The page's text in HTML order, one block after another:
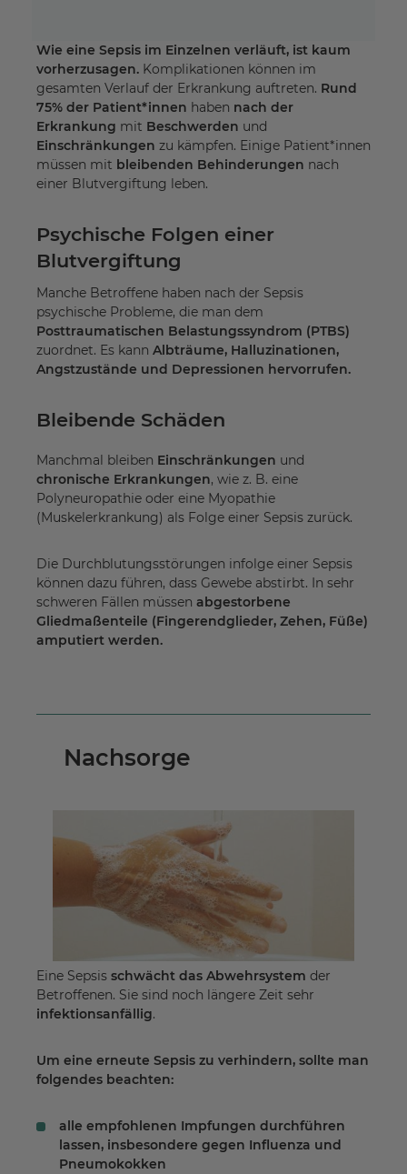
Wie eine Sepsis im Einzelnen verläuft, ist kaum
vorherzusagen. Komplikationen können im
gesamten Verlauf der Erkrankung auftreten. Rund
75% der Patient*innen haben nach der
Erkrankung mit Beschwerden und
Einschränkungen zu kämpfen. Einige Patient*innen
müssen mit bleibenden Behinderungen nach
einer Blutvergiftung leben.
Psychische Folgen einer
Blutvergiftung
Manche Betroffene haben nach der Sepsis
psychische Probleme, die man dem
Posttraumatischen Belastungssyndrom (PTBS)
zuordnet. Es kann Albträume, Halluzinationen,
Angstzustände und Depressionen hervorrufen.
Bleibende Schäden
Manchmal bleiben Einschränkungen und
chronische Erkrankungen, wie z. B. eine
Polyneuropathie oder eine Myopathie
(Muskelerkrankung) als Folge einer Sepsis zurück.
Die Durchblutungsstörungen infolge einer Sepsis
können dazu führen, dass Gewebe abstirbt. In sehr
schweren Fällen müssen abgestorbene
Gliedmaßenteile (Fingerendglieder, Zehen, Füße)
amputiert werden.
Nachsorge
Eine Sepsis schwächt das Abwehrsystem der
Betroffenen. Sie sind noch längere Zeit sehr
infektionsanfällig.
Um eine erneute Sepsis zu verhindern, sollte man
folgendes beachten:
alle empfohlenen Impfungen durchführen
lassen, insbesondere gegen Influenza und
Pneumokokken